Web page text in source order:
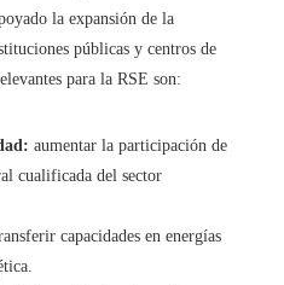
la expansión de la
públicas y centros de
para la RSE son:
aumentar la participación de
cualificada del sector
capacidades en energías